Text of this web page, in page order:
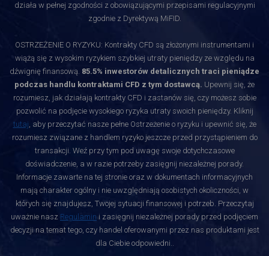
działa w pełnej zgodności z obowiązującymi przepisami regulacyjnymi
zgodnie z Dyrektywą MiFID.
OSTRZEŻENIE O RYZYKU: Kontrakty CFD są złożonymi instrumentami i
wiążą się z wysokim ryzykiem szybkiej utraty pieniędzy ze względu na
dźwignię finansową. 85.5% inwestorów detalicznych traci pieniądze
podczas handlu kontraktami CFD z tym dostawcą. Upewnij się, że
rozumiesz, jak działają kontrakty CFD i zastanów się, czy możesz sobie
pozwolić na podjęcie wysokiego ryzyka utraty swoich pieniędzy. Kliknij
tutaj, aby przeczytać nasze pełne Ostrzeżenie o ryzyku i upewnić się, że
rozumiesz związane z handlem ryzyko jeszcze przed przystąpieniem do
transakcji. Weź przy tym pod uwagę swoje dotychczasowe
doświadczenie, a w razie potrzeby zasięgnij niezależnej porady.
Informacje zawarte na tej stronie oraz w dokumentach informacyjnych
mają charakter ogólny i nie uwzględniają osobistych okoliczności, w
których się znajdujesz, Twojej sytuacji finansowej i potrzeb. Przeczytaj
uważnie nasz Regulamin i zasięgnij niezależnej porady przed podjęciem
decyzji na temat tego, czy handel oferowanymi przez nas produktami jest
dla Ciebie odpowiedni..